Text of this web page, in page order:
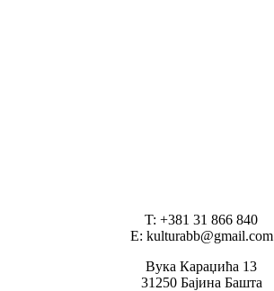
T: +381 31 866 840
E: kulturabb@gmail.com
Вука Караџића 13
31250 Бајина Башта